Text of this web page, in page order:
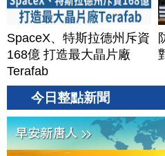
SpaceX、特斯拉德州斥資
168億 打造最大晶片廠
Terafab
今日整點新聞